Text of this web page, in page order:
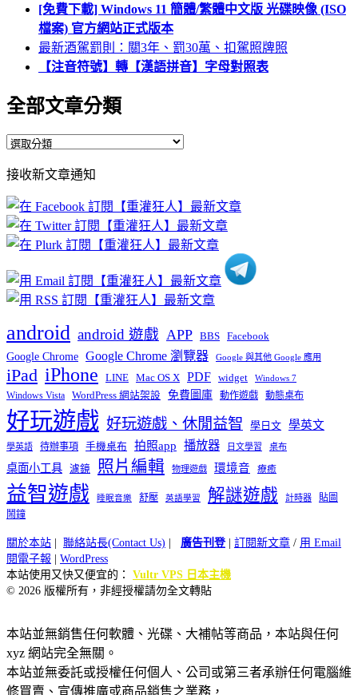
[免費下載] Windows 11 簡體/繁體中文版 光碟映像 (ISO
檔案) 官方網站正式版本
最新酒駕罰則：關3年、罰30萬、扣駕照牌照
【注音符號】轉【漢語拼音】字母對照表
全部文章分類
全
文
章
分
類
接收新文章通知
android android 遊戲 APP BBS Facebook
Google Chrome Google Chrome 瀏覽器 Google 與其他 Google 應用
iPad iPhone LINE Mac OS X PDF widget Windows 7
Windows Vista WordPress 網站架設 免費圖庫 動作遊戲 動態桌布
好玩遊戲 好玩遊戲、休閒益智 學日文 學英文
學英語 待辦事項 手機桌布 拍照app 播放器 日文學習 桌布
桌面小工具 濾鏡 照片編輯 物理遊戲 環境音 療癒
益智遊戲 睡眠音樂 舒壓 英語學習 解謎遊戲 計時器
貼圖
鬧鐘
關於本站 聯絡站長(Contact Us) 廣告刊登| 訂閱新文章 / 用 Email
閱電子報
WordPress
本站使用又快又便宜的： Vultr VPS 日本主機
© 2026 版權所有，非經授權請勿全文轉貼
本站並無銷售任何軟體、光碟、大補帖等商品，本站與任何
xyz 網站完全無關。
本站並無委託或授權任何個人、公司或第三者承辦任何電腦維
修買賣、宣傳推廣或商品銷售之業務，